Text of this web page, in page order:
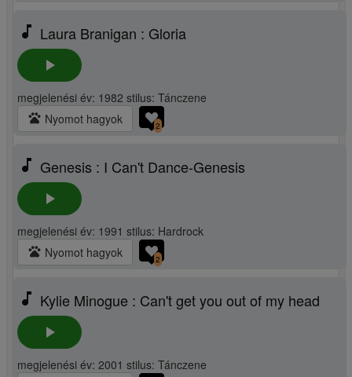
music_note Laura Branigan : Gloria
play_arrow
megjelenési év: 1982 stilus: Tánczene
pets Nyomot hagyok 2
music_note Genesis : I Can't Dance-Genesis
play_arrow
megjelenési év: 1991 stilus: Hardrock
pets Nyomot hagyok 2
music_note Kylie Minogue : Can't get you out of my head
play_arrow
megjelenési év: 2001 stilus: Tánczene